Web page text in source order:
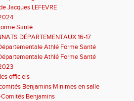
Jacques LEFEVRE
Santé
DÉPARTEMENTAUX 16-17
Athlé Forme Santé
Athlé Forme Santé
officiels
Benjamins Minimes en salle
Benjamins